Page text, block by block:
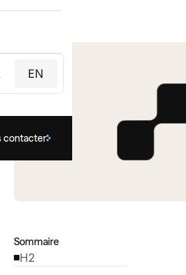
EN
contacter
Sommaire
H2